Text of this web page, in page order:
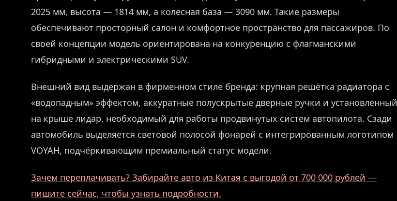
2025 мм, высота — 1814 мм, а колёсная база — 3090 мм. Такие размеры
обеспечивают просторный салон и комфортное пространство для пассажиров. По
своей концепции модель ориентирована на конкуренцию с флагманскими
гибридными и электрическими SUV.
Внешний вид выдержан в фирменном стиле бренда: крупная решётка радиатора с
«водопадным» эффектом, аккуратные полускрытые дверные ручки и установленный
на крыше лидар, необходимый для работы продвинутых систем автопилота. Сзади
автомобиль выделяется световой полосой фонарей с интегрированным логотипом
VOYAH, подчёркивающим премиальный статус модели.
Зачем переплачивать? Забирайте авто из Китая с выгодой от 700 000 рублей —
пишите сейчас, чтобы узнать подробности.